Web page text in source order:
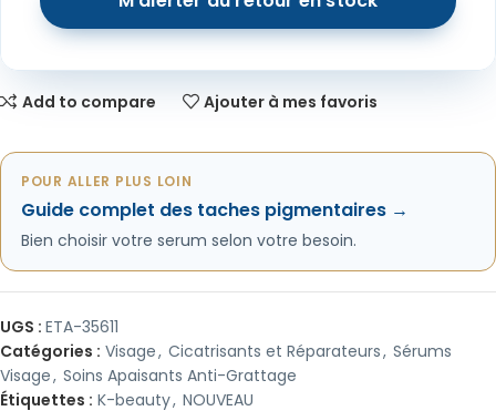
Add to compare Ajouter à mes favoris
POUR ALLER PLUS LOIN
Guide complet des taches pigmentaires →
Bien choisir votre serum selon votre besoin.
UGS : ETA-35611
Catégories : Visage, Cicatrisants et Réparateurs, Sérums
Visage, Soins Apaisants Anti-Grattage
Étiquettes : K-beauty, NOUVEAU